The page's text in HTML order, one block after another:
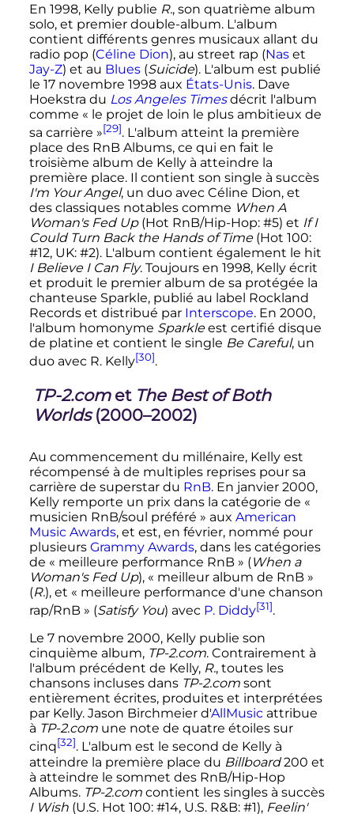
En 1998, Kelly publie R., son quatrième album
solo, et premier double-album. L'album
contient différents genres musicaux allant du
radio pop (Céline Dion), au street rap (Naset
Jay-Z) et au Blues(Suicide). L'album est publié
le 17 novembre 1998aux États-Unis. Dave
Hoekstra du Los Angeles Timesdécrit l'album
comme « le projet de loin le plus ambitieux de
sa carrière »[29]. L'album atteint la première
place des RnB Albums, ce qui en fait le
troisième album de Kelly à atteindre la
première place. Il contient son single à succès
I'm Your Angel, un duo avec Céline Dion, et
des classiques notables comme When A
Woman's Fed Up(Hot RnB/Hip-Hop: #5) et If I
Could Turn Back the Hands of Time(Hot 100:
#12, UK: #2). L'album contient également le hit
I Believe I Can Fly. Toujours en 1998, Kelly écrit
et produit le premier album de sa protégée la
chanteuse Sparkle, publié au label Rockland
Records et distribué par Interscope. En 2000,
l'album homonyme Sparkleest certifié disque
de platine et contient le single Be Careful, un
duo avec R. Kelly[30].
TP-2.comet The Best of Both
Worlds(2000–2002)
Au commencement du millénaire, Kelly est
récompensé à de multiples reprises pour sa
carrière de superstar du RnB. En janvier 2000,
Kelly remporte un prix dans la catégorie de «
musicien RnB/soul préféré » aux American
Music Awards, et est, en février, nommé pour
plusieurs Grammy Awards, dans les catégories
de « meilleure performance RnB » (When a
Woman's Fed Up), « meilleur album de RnB »
(R.), et « meilleure performance d'une chanson
rap/RnB » (Satisfy You) avec P. Diddy[31].
Le 7 novembre 2000, Kelly publie son
cinquième album, TP-2.com. Contrairement à
l'album précédent de Kelly, R., toutes les
chansons incluses dans TP-2.comsont
entièrement écrites, produites et interprétées
par Kelly. Jason Birchmeier d'AllMusicattribue
à TP-2.comune note de quatre étoiles sur
cinq[32]. L'album est le second de Kelly à
atteindre la première place du Billboard200 et
à atteindre le sommet des RnB/Hip-Hop
Albums. TP-2.comcontient les singles à succès
I Wish(U.S. Hot 100: #14, U.S. R&B: #1), Feelin'